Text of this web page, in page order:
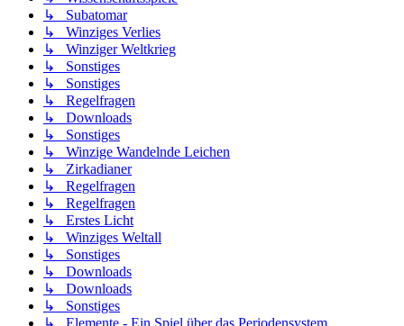
↳ Subatomar
↳ Winziges Verlies
↳ Winziger Weltkrieg
↳ Sonstiges
↳ Sonstiges
↳ Regelfragen
↳ Downloads
↳ Sonstiges
↳ Winzige Wandelnde Leichen
↳ Zirkadianer
↳ Regelfragen
↳ Regelfragen
↳ Erstes Licht
↳ Winziges Weltall
↳ Sonstiges
↳ Downloads
↳ Downloads
↳ Sonstiges
↳ Elemente - Ein Spiel über das Periodensystem